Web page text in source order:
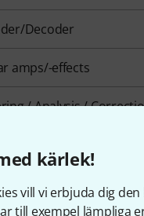
kärlek!
vill vi erbjuda dig
till exempel lämpliga
Decoder
amps/-effects
/ Analysis /
Distortion